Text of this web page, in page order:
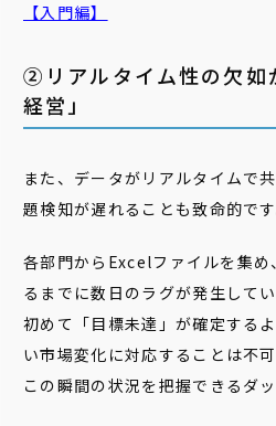
【入門編】
②リアルタイム性の欠如
経営」
また、データがリアルタイムで
題検知が遅れることも致命的です
各部門からExcelファイルを集
るまでに数日のラグが発生して
初めて「目標未達」が確定する
い市場変化に対応することは不
この瞬間の状況を把握できるダ